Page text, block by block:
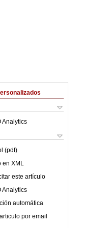
Analytics
(pdf)
en XML
este artículo
Analytics
automática
por email